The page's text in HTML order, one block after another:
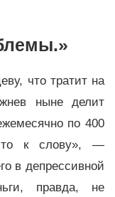
что тратит на
ныне делит
по 400
к слову», —
в депрессивной
правда, не